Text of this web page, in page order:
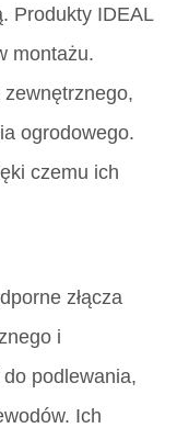
Produkty IDEAL
montażu.
ogrodowego.
czemu ich
złącza
i
podlewania,
Ich